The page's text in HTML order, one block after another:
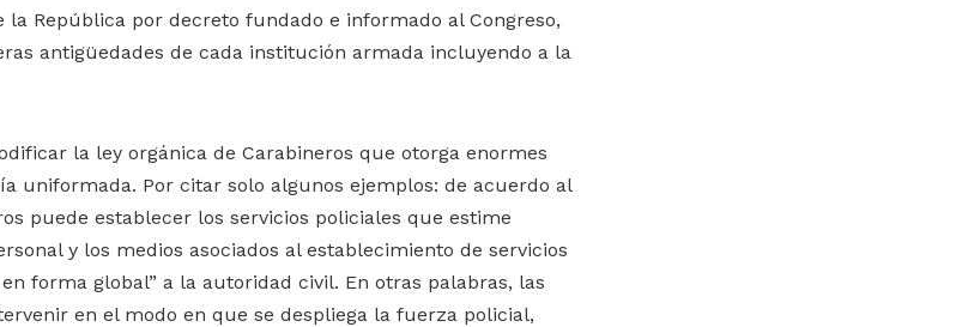
República por decreto fundado e informado al Congreso,
antigüedades de cada institución armada incluyendo a la
la ley orgánica de Carabineros que otorga enormes
uniformada. Por citar solo algunos ejemplos: de acuerdo al
puede establecer los servicios policiales que estime
y los medios asociados al establecimiento de servicios
forma global” a la autoridad civil. En otras palabras, las
en el modo en que se despliega la fuerza policial,